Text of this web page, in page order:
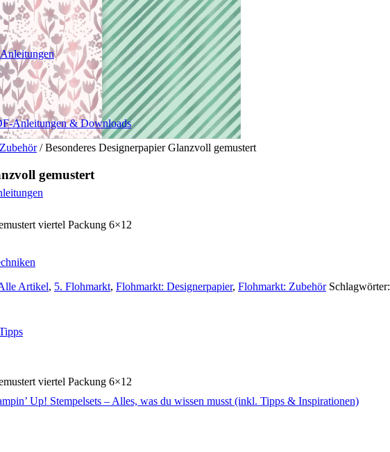
Anleitungen & Downloads
Up! Stempelsets – Alles, was du wissen musst (inkl. Tipps & Inspirationen)
/ Besonderes Designerpapier Glanzvoll gemustert
gemustert
viertel Packung 6×12
Artikel, 5. Flohmarkt, Flohmarkt: Designerpapier, Flohmarkt: Zubehör Schlagwörter:
viertel Packung 6×12